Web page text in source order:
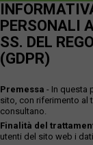
PERSONALI
SS. DEL
(GDPR)
Premessa - In questa
sito, con riferimento al
consultano.
Finalità del
utenti del sito web i